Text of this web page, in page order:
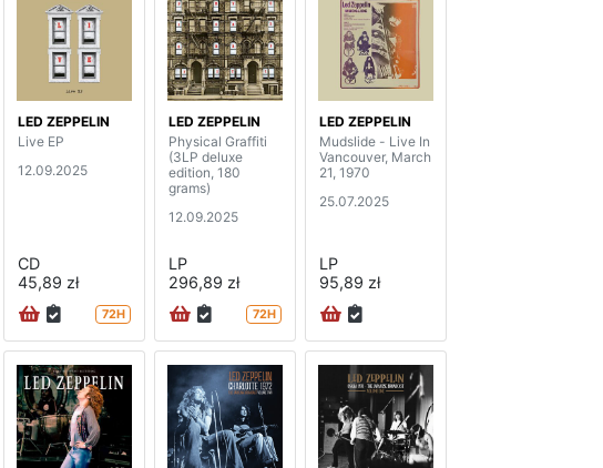
LED ZEPPELIN
Live EP
12.09.2025
CD
45,89 zł
72H
LED ZEPPELIN
Physical Graffiti
(3LP deluxe
edition, 180
grams)
12.09.2025
LP
296,89 zł
72H
LED ZEPPELIN
Mudslide - Live In
Vancouver, March
21, 1970
25.07.2025
LP
95,89 zł